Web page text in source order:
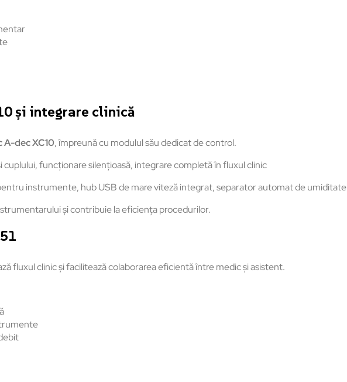
și integrare clinică
dec XC10, împreună cu modulul său dedicat de control.
cuplului, funcționare silențioasă, integrare completă în fluxul clinic
instrumente, hub USB de mare viteză integrat, separator automat de umiditate
și contribuie la eficiența procedurilor.
fluxul clinic și facilitează colaborarea eficientă între medic și asistent.